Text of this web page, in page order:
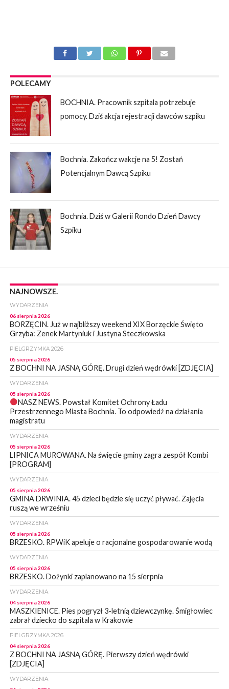
POLECAMY
BOCHNIA. Pracownik szpitala potrzebuje
pomocy. Dziś akcja rejestracji dawców szpiku
Bochnia. Zakończ wakcje na 5! Zostań
Potencjalnym Dawcą Szpiku
Bochnia. Dziś w Galerii Rondo Dzień Dawcy
Szpiku
NAJNOWSZE.
WYDARZENIA
06 sierpnia 2026
BORZĘCIN. Już w najbliższy weekend XIX Borzęckie Święto
Grzyba: Zenek Martyniuk i Justyna Steczkowska
PIELGRZYMKA 2026
05 sierpnia 2026
Z BOCHNI NA JASNĄ GÓRĘ. Drugi dzień wędrówki [ZDJĘCIA]
WYDARZENIA
05 sierpnia 2026
NASZ NEWS. Powstał Komitet Ochrony Ładu
Przestrzennego Miasta Bochnia. To odpowiedź na działania
magistratu
WYDARZENIA
05 sierpnia 2026
LIPNICA MUROWANA. Na święcie gminy zagra zespół Kombi
[PROGRAM]
WYDARZENIA
05 sierpnia 2026
GMINA DRWINIA. 45 dzieci będzie się uczyć pływać. Zajęcia
ruszą we wrześniu
WYDARZENIA
05 sierpnia 2026
BRZESKO. RPWiK apeluje o racjonalne gospodarowanie wodą
WYDARZENIA
05 sierpnia 2026
BRZESKO. Dożynki zaplanowano na 15 sierpnia
WYDARZENIA
04 sierpnia 2026
MASZKIENICE. Pies pogryzł 3-letnią dziewczynkę. Śmigłowiec
zabrał dziecko do szpitala w Krakowie
PIELGRZYMKA 2026
04 sierpnia 2026
Z BOCHNI NA JASNĄ GÓRĘ. Pierwszy dzień wędrówki
[ZDJĘCIA]
WYDARZENIA